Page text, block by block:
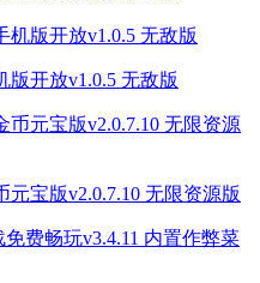
版开放v1.0.5 无敌版
宝版v2.0.7.10 无限资源版